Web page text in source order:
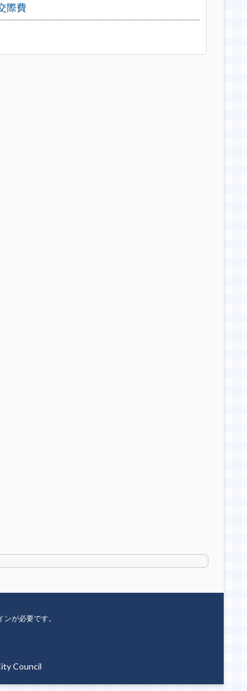
際費
が必要です。
Council